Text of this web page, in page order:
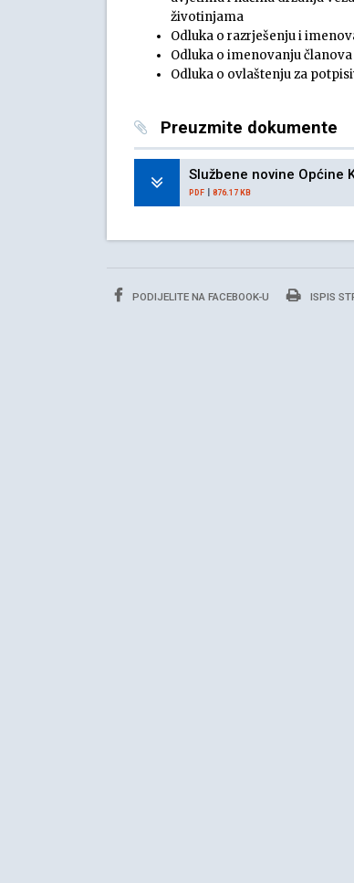
životinjama
Odluka o razrješenju i
Odluka o imenovanju
Odluka o ovlaštenju za
Preuzmite dokumente
Službene novine Općine
PDF | 876.17 KB
PODIJELITE NA FACEBOOK-U ISPIS